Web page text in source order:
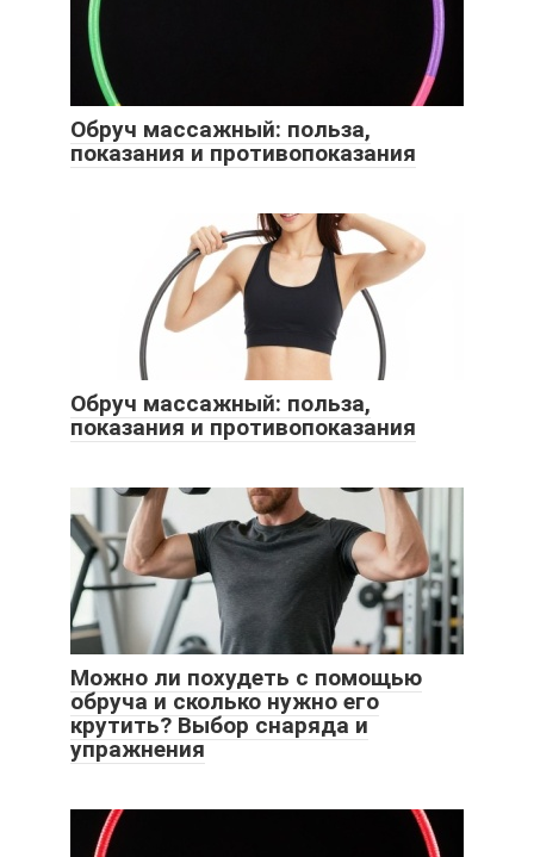
Обруч массажный: польза,
показания и противопоказания
Обруч массажный: польза,
показания и противопоказания
Можно ли похудеть с помощью
обруча и сколько нужно его
крутить? Выбор снаряда и
упражнения